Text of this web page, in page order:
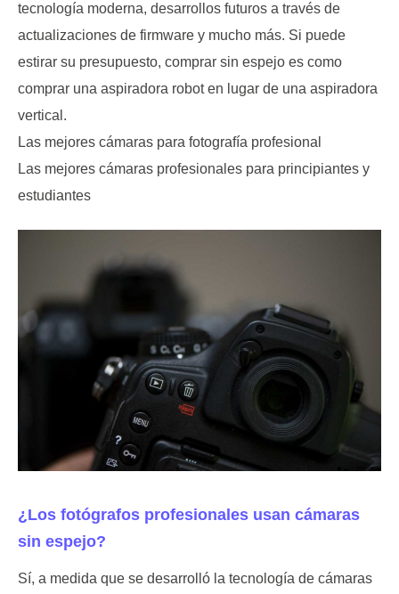
tecnología moderna, desarrollos futuros a través de
actualizaciones de firmware y mucho más. Si puede
estirar su presupuesto, comprar sin espejo es como
comprar una aspiradora robot en lugar de una aspiradora
vertical.
Las mejores cámaras para fotografía profesional
Las mejores cámaras profesionales para principiantes y
estudiantes
¿Los fotógrafos profesionales usan cámaras
sin espejo?
Sí, a medida que se desarrolló la tecnología de cámaras